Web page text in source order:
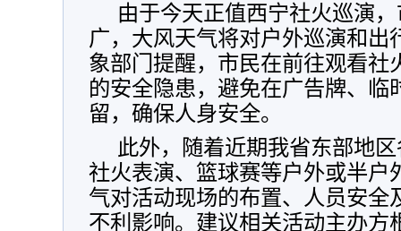
由于今天正值西宁社火巡演
广，大风天气将对户外巡演和出
象部门提醒，市民在前往观看社
的安全隐患，避免在广告牌、临
留，确保人身安全。
此外，随着近期我省东部地
社火表演、篮球赛等户外或半户
气对活动现场的布置、人员安全
不利影响。建议相关活动主办方